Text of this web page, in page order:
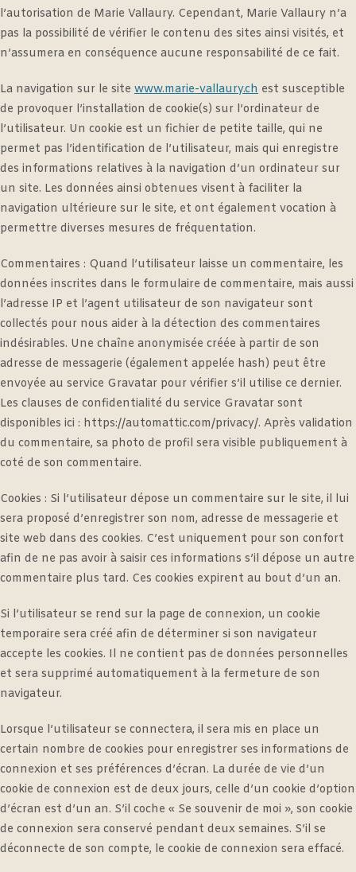
l’autorisation de Marie Vallaury. Cependant, Marie Vallaury n’a
pas la possibilité de vérifier le contenu des sites ainsi visités, et
n’assumera en conséquence aucune responsabilité de ce fait.
La navigation sur le site www.marie-vallaury.ch est susceptible
de provoquer l’installation de cookie(s) sur l’ordinateur de
l’utilisateur. Un cookie est un fichier de petite taille, qui ne
permet pas l’identification de l’utilisateur, mais qui enregistre
des informations relatives à la navigation d’un ordinateur sur
un site. Les données ainsi obtenues visent à faciliter la
navigation ultérieure sur le site, et ont également vocation à
permettre diverses mesures de fréquentation.
Commentaires : Quand l’utilisateur laisse un commentaire, les
données inscrites dans le formulaire de commentaire, mais aussi
l’adresse IP et l’agent utilisateur de son navigateur sont
collectés pour nous aider à la détection des commentaires
indésirables. Une chaîne anonymisée créée à partir de son
adresse de messagerie (également appelée hash) peut être
envoyée au service Gravatar pour vérifier s’il utilise ce dernier.
Les clauses de confidentialité du service Gravatar sont
disponibles ici : https://automattic.com/privacy/. Après validation
du commentaire, sa photo de profil sera visible publiquement à
coté de son commentaire.
Cookies : Si l’utilisateur dépose un commentaire sur le site, il lui
sera proposé d’enregistrer son nom, adresse de messagerie et
site web dans des cookies. C’est uniquement pour son confort
afin de ne pas avoir à saisir ces informations s’il dépose un autre
commentaire plus tard. Ces cookies expirent au bout d’un an.
Si l’utilisateur se rend sur la page de connexion, un cookie
temporaire sera créé afin de déterminer si son navigateur
accepte les cookies. Il ne contient pas de données personnelles
et sera supprimé automatiquement à la fermeture de son
navigateur.
Lorsque l’utilisateur se connectera, il sera mis en place un
certain nombre de cookies pour enregistrer ses informations de
connexion et ses préférences d’écran. La durée de vie d’un
cookie de connexion est de deux jours, celle d’un cookie d’option
d’écran est d’un an. S’il coche « Se souvenir de moi », son cookie
de connexion sera conservé pendant deux semaines. S’il se
déconnecte de son compte, le cookie de connexion sera effacé.